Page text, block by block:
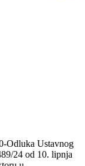
Odluka Ustavnog
24 od 10. lipnja